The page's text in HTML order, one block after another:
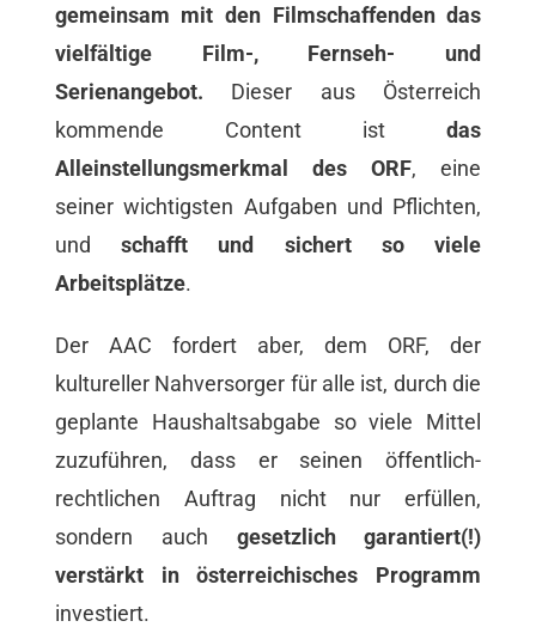
gemeinsam mit den Filmschaffenden das
vielfältige Film-, Fernseh- und
Serienangebot. Dieser aus Österreich
kommende Content ist das
Alleinstellungsmerkmal des ORF, eine
seiner wichtigsten Aufgaben und Pflichten,
und schafft und sichert so viele
Arbeitsplätze.
Der AAC fordert aber, dem ORF, der
kultureller Nahversorger für alle ist, durch die
geplante Haushaltsabgabe so viele Mittel
zuzuführen, dass er seinen öffentlich-
rechtlichen Auftrag nicht nur erfüllen,
sondern auch gesetzlich garantiert(!)
verstärkt in österreichisches Programm
investiert.